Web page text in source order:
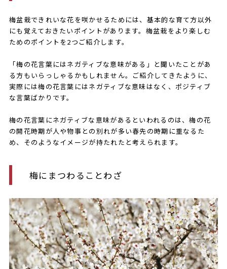
梅盆栽できれいな花を咲かせるためには、基本的な育て方以外
にも覚えておきたいポイントがあります。梅盆栽をより楽しむ
ためのポイントを2つご紹介します。
「梅の花言葉にはネガティブな意味がある」と聞いたことがあ
る方もいらっしゃるかもしれません。ご紹介してきたように、
実際には梅の花言葉にはネガティブな意味はなく、ポジティブ
な言葉ばかりです。
梅の花言葉にネガティブな意味があるといわれるのは、梅の花
の開花時期が人や物事との別れが多い春先の時期に重なるた
め、そのようなイメージが持たれたと考えられます。
梅にまつわることわざ